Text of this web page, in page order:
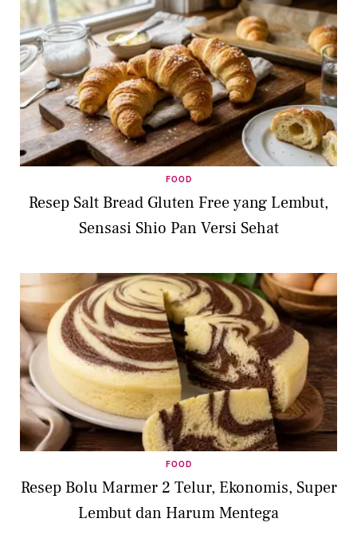
FOOD
Resep Salt Bread Gluten Free yang Lembut,
Sensasi Shio Pan Versi Sehat
FOOD
Resep Bolu Marmer 2 Telur, Ekonomis, Super
Lembut dan Harum Mentega